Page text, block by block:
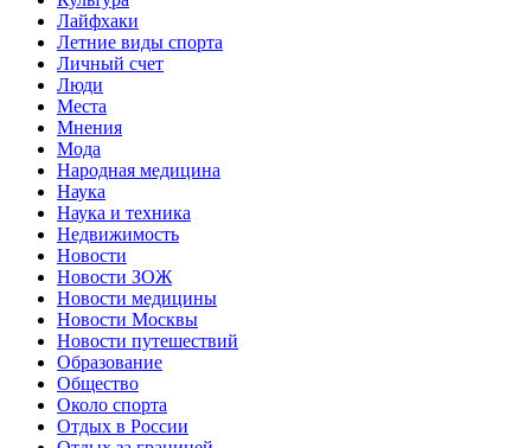
Лайфхаки
Летние виды спорта
Личный счет
Люди
Места
Мнения
Мода
Народная медицина
Наука
Наука и техника
Недвижимость
Новости
Новости ЗОЖ
Новости медицины
Новости Москвы
Новости путешествий
Образование
Общество
Около спорта
Отдых в России